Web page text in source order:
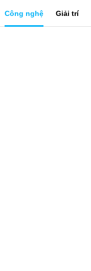
Công nghệ Giải trí